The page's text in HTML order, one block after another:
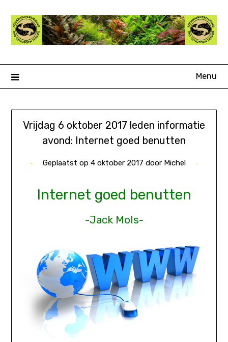
naar
inhoud
Menu
Vrijdag 6 oktober 2017 leden informatie
avond: Internet goed benutten
Geplaatst op 4 oktober 2017 door Michel
Internet goed benutten
-Jack Mols-